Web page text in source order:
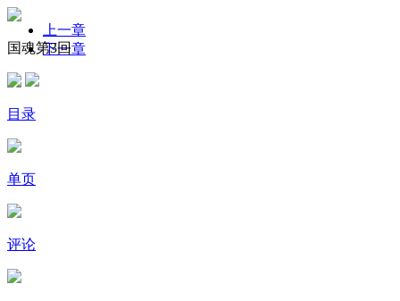
国魂第3回
上一章
下一章
目录
单页
评论